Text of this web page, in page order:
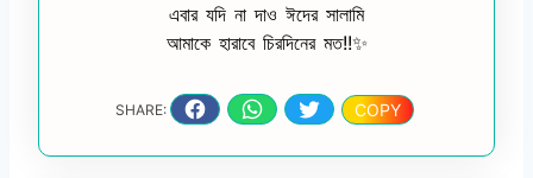
এবার যদি না দাও ঈদের সালামি
আমাকে হারাবে চিরদিনের মত!!✨
SHARE: COPY